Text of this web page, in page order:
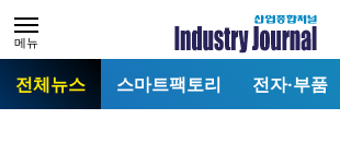
메뉴
전체뉴스 스마트팩토리 전자·부품